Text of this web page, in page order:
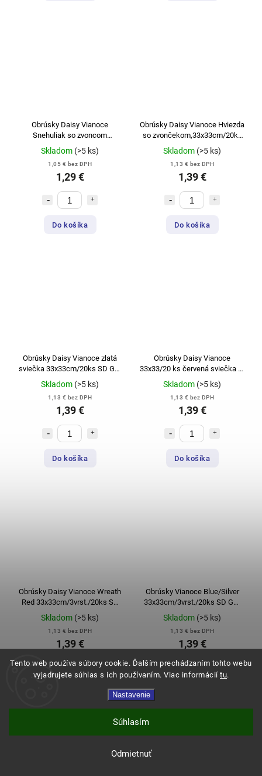
Tento web používa súbory cookie. Ďalším prechádzaním tohto webu
vyjadrujete súhlas s ich používaním. Viac informácií tu.
Nastavenie
Odmietnuť
Súhlasím
Obrúsky Daisy Vianoce
Snehuliak so zvoncom
33x33cm/20ks/3-vrstvové SD
GW 022401
Skladom (>5 ks)
1,05 € bez DPH
1,29 €
Do košíka
Obrúsky Daisy Vianoce Hviezda
so zvončekom,33x33cm/20ks
3-vrstvové SD GW 022101
Skladom (>5 ks)
1,13 € bez DPH
1,39 €
Do košíka
Obrúsky Daisy Vianoce zlatá
sviečka 33x33cm/20ks SD GW
010701
Skladom (>5 ks)
1,13 € bez DPH
1,39 €
Do košíka
Obrúsky Daisy Vianoce
33x33/20 ks červená sviečka 3-
vrstvové SD GW 008601
Skladom (>5 ks)
1,13 € bez DPH
1,39 €
Do košíka
Obrúsky Daisy Vianoce Wreath
Red 33x33cm/3vrst./20ks SD
GW 001201
Skladom (>5 ks)
1,13 € bez DPH
1,39 €
Obrúsky Vianoce Blue/Silver
33x33cm/3vrst./20ks SD GW
010601
Skladom (>5 ks)
1,13 € bez DPH
1,39 €